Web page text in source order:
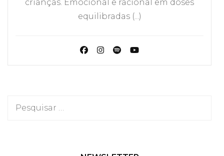
crianças. Emocional e racional em doses
equilibradas (...)
Pesquisar